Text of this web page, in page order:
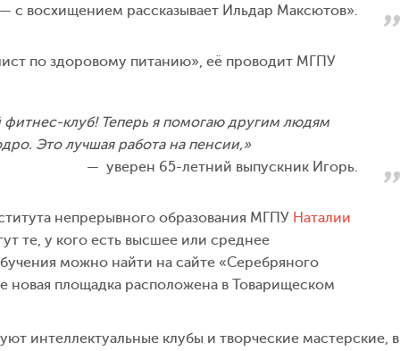
с восхищением рассказывает Ильдар Максютов».
по здоровому питанию», её проводит МГПУ
фитнес-клуб! Теперь я помогаю другим людям
Это лучшая работа на пенсии,»
уверен 65-летний выпускник Игорь.
непрерывного образования МГПУ Наталии
те, у кого есть высшее или среднее
можно найти на сайте «Серебряного
новая площадка расположена в Товарищеском
интеллектуальные клубы и творческие мастерские, в